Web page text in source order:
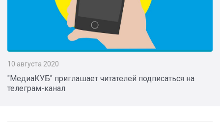
10 августа 2020
"МедиаКУБ" приглашает читателей подписаться на
телеграм-канал